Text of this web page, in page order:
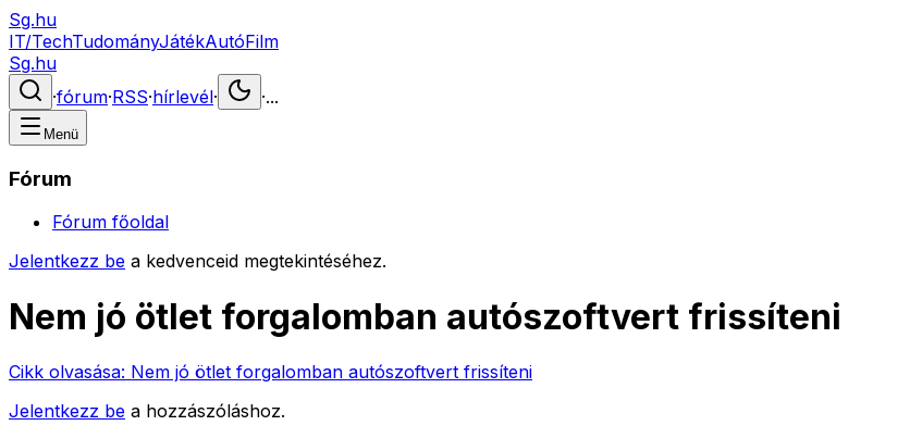
Sg.hu
IT/TechTudományJátékAutóFilm
Sg.hu
·fórum·RSS·hírlevél· ·...
Menü
Fórum
Fórum főoldal
Jelentkezz be a kedvenceid megtekintéséhez.
Nem jó ötlet forgalomban autószoftvert frissíteni
Cikk olvasása: Nem jó ötlet forgalomban autószoftvert frissíteni
Jelentkezz be a hozzászóláshoz.